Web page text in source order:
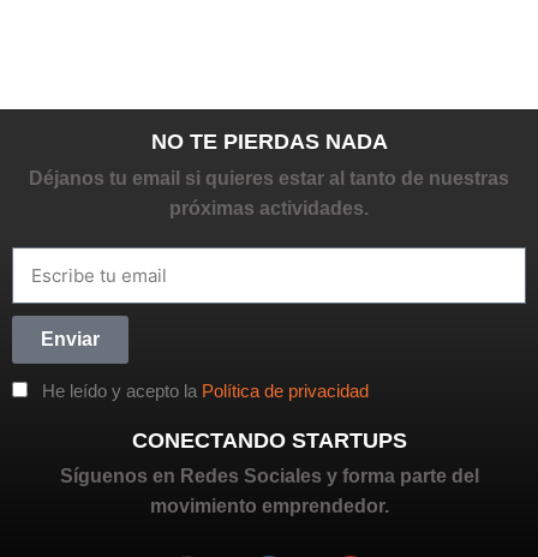
NO TE PIERDAS NADA
Déjanos tu email si quieres estar al tanto de nuestras
próximas actividades.
He leído y acepto la Política de privacidad
Enviar
CONECTANDO STARTUPS
Síguenos en Redes Sociales y forma parte del
movimiento emprendedor.